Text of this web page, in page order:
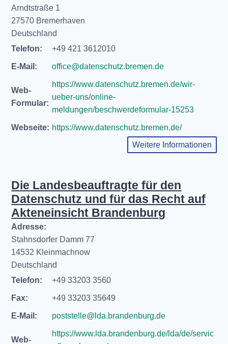
Arndtstraße 1
27570 Bremerhaven
Deutschland
Telefon:
+49 421 3612010
E-Mail: office@datenschutz.bremen.de
Web-
Formular:
https://www.datenschutz.bremen.de/wir-
ueber-uns/online-
meldungen/beschwerdeformular-15253
Webseite: https://www.datenschutz.bremen.de/
Weitere Informationen
Die Landesbeauftragte für den
Datenschutz und für das Recht auf
Akteneinsicht Brandenburg
Adresse:
Stahnsdorfer Damm 77
14532 Kleinmachnow
Deutschland
Telefon:
+49 33203 3560
Fax: +49 33203 35649
E-Mail: poststelle@lda.brandenburg.de
Web-
https://www.lda.brandenburg.de/lda/de/servic